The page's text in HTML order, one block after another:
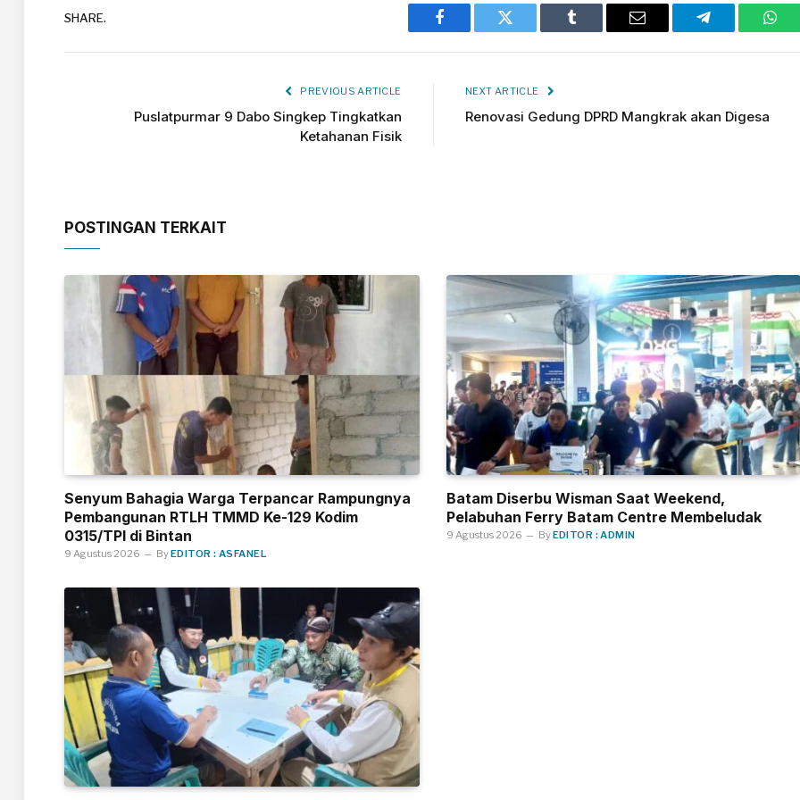
SHARE.
Facebook Twitter Tumblr Email Telegram
PREVIOUS ARTICLE
Puslatpurmar 9 Dabo Singkep Tingkatkan
Ketahanan Fisik
NEXT ARTICLE
Renovasi Gedung DPRD Mangkrak akan Digesa
POSTINGAN TERKAIT
Senyum Bahagia Warga Terpancar Rampungnya
Pembangunan RTLH TMMD Ke-129 Kodim
0315/TPI di Bintan
9 Agustus 2026 ByEDITOR : ASFANEL
Batam Diserbu Wisman Saat Weekend,
Pelabuhan Ferry Batam Centre Membeludak
9 Agustus 2026 ByEDITOR : ADMIN